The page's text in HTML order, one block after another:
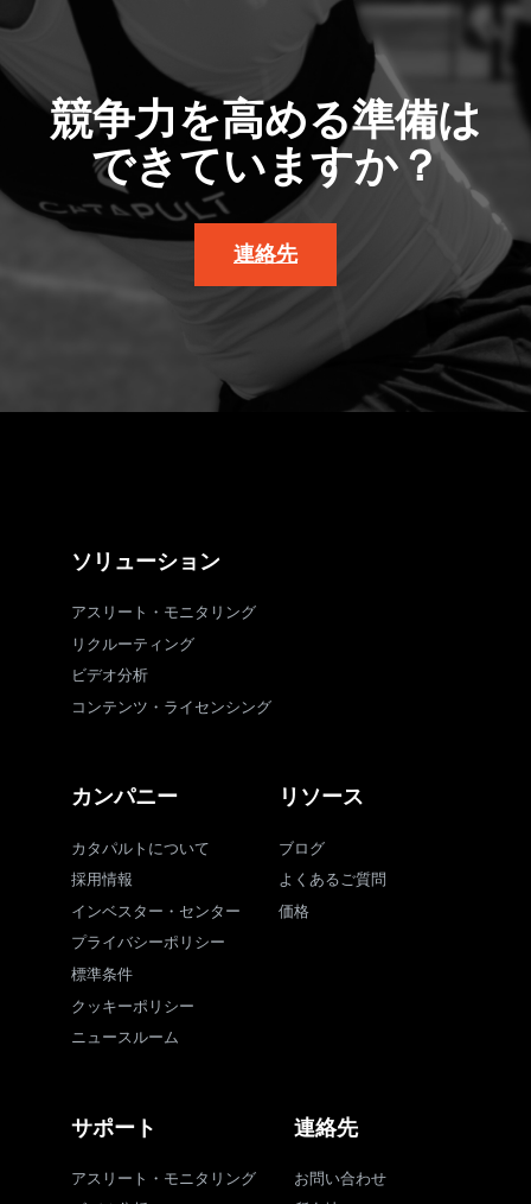
競争力を高める準備は
できていますか？
連絡先
ソリューション
アスリート・モニタリング
リクルーティング
ビデオ分析
コンテンツ・ライセンシング
カンパニー
カタパルトについて
採用情報
インベスター・センター
プライバシーポリシー
標準条件
クッキーポリシー
ニュースルーム
リソース
ブログ
よくあるご質問
価格
サポート
アスリート・モニタリング
連絡先
お問い合わせ